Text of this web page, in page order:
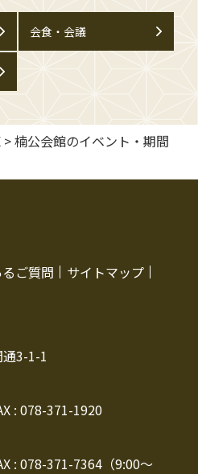
会食・会議
>楠公会館のイベント・期間
ご質問
サイトマップ
3-1-1
: 078-371-1920
: 078-371-7364（9:00～